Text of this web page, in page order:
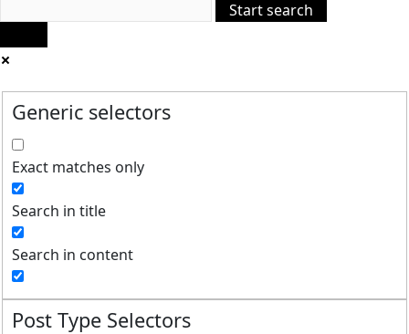
Generic selectors
Exact matches only
Search in title
Search in content
Post Type Selectors